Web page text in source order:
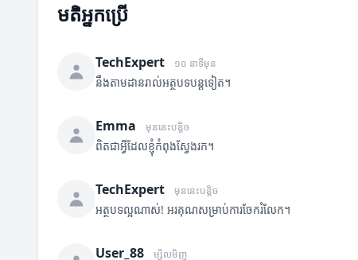
មតិអ្នកប្រើ
TechExpert ១០ នាទីមុន
នឹងតាមដានរាល់អត្ថបទបន្តទៀត។
Emma មុននេះបន្តិច
ពិតជាអ្វីដែលខ្ញុំកំពុងស្វែងរក។
TechExpert មុននេះបន្តិច
អត្ថបទល្អណាស់! អរគុណសម្រាប់ការចែករំលែក។
User_88 ម្សិលមិញ